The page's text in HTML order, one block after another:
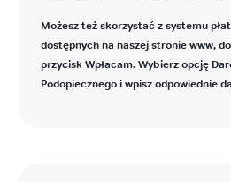
Możesz też skorzystać z systemu
dostępnych na naszej stronie www,
przycisk Wpłacam. Wybierz opcję
Podopiecznego i wpisz odpowiednie